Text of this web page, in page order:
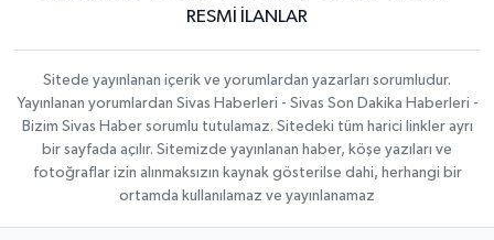
RESMİ İLANLAR
Sitede yayınlanan içerik ve yorumlardan yazarları sorumludur.
Yayınlanan yorumlardan Sivas Haberleri - Sivas Son Dakika Haberleri -
Bizim Sivas Haber sorumlu tutulamaz. Sitedeki tüm harici linkler ayrı
bir sayfada açılır. Sitemizde yayınlanan haber, köşe yazıları ve
fotoğraflar izin alınmaksızın kaynak gösterilse dahi, herhangi bir
ortamda kullanılamaz ve yayınlanamaz